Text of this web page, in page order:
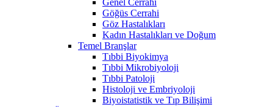
Göğüs Cerrahi
Göz Hastalıkları
Kadın Hastalıkları ve Doğum
Temel Branşlar
Tıbbi Biyokimya
Tıbbi Mikrobiyoloji
Tıbbi Patoloji
Histoloji ve Embriyoloji
Biyoistatistik ve Tıp Bilişimi